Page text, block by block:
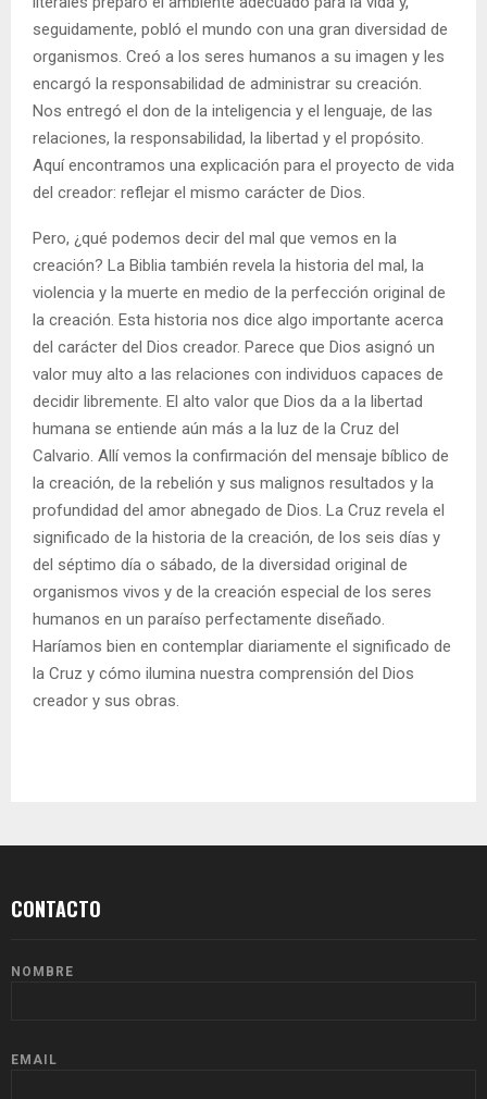
seguidamente, pobló el mundo con una gran diversidad de
organismos. Creó a los seres humanos a su imagen y les
encargó la responsabilidad de administrar su creación.
Nos entregó el don de la inteligencia y el lenguaje, de las
relaciones, la responsabilidad, la libertad y el propósito.
Aquí encontramos una explicación para el proyecto de vida
del creador: reflejar el mismo carácter de Dios.
Pero, ¿qué podemos decir del mal que vemos en la
creación? La Biblia también revela la historia del mal, la
violencia y la muerte en medio de la perfección original de
la creación. Esta historia nos dice algo importante acerca
del carácter del Dios creador. Parece que Dios asignó un
valor muy alto a las relaciones con individuos capaces de
decidir libremente. El alto valor que Dios da a la libertad
humana se entiende aún más a la luz de la Cruz del
Calvario. Allí vemos la confirmación del mensaje bíblico de
la creación, de la rebelión y sus malignos resultados y la
profundidad del amor abnegado de Dios. La Cruz revela el
significado de la historia de la creación, de los seis días y
del séptimo día o sábado, de la diversidad original de
organismos vivos y de la creación especial de los seres
humanos en un paraíso perfectamente diseñado.
Haríamos bien en contemplar diariamente el significado de
la Cruz y cómo ilumina nuestra comprensión del Dios
creador y sus obras.
CONTACTO
NOMBRE
EMAIL